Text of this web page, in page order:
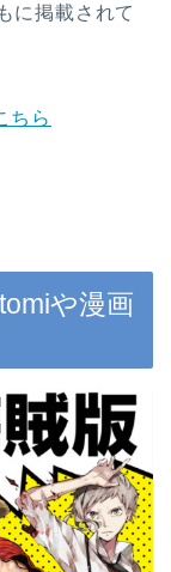
に掲載されて
ちら
や漫画